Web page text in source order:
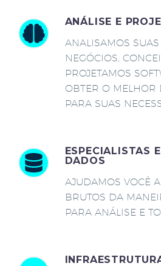
ANÁLISE E
ANALISAMOS
NEGÓCIOS,
PROJETAMOS
OBTER O MELHOR
PARA SUAS
ESPECIALISTAS
DADOS
AJUDAMOS VOCÊ
BRUTOS DA
PARA ANÁLISE E